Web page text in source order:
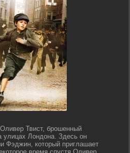
Твист, брошенный
улицах Лондона. Здесь он
Фэджин, который приглашает